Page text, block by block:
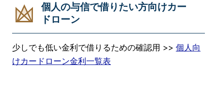
個人の与信で借りたい方向けカー
ドローン
少しでも低い金利で借りるための確認用 >> 個人向
けカードローン金利一覧表